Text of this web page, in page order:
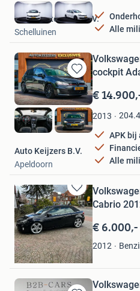
Favorieten
Alle
Outlet Auto Roest B.V.
Schelluinen
Bewaren
in
Mijn
Favorieten
cockpit
€
2013
APK bij
Alle
Auto Keijzers B.V.
Apeldoorn
Bewaren
in
Mijn
Favorieten
Cabrio
€ 6.000,-
2012
Theo
Eindhoven